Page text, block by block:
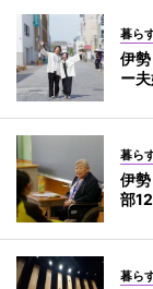
暮ら
伊
ー
暮ら
伊
部
暮ら